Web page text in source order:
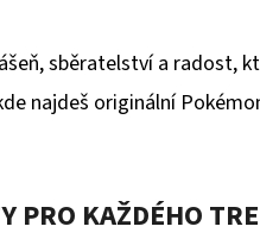
sběratelství a radost,
najdeš originální
PRO KAŽDÉHO
Kč